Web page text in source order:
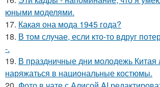
юными моделями.
17. Какая она мода 1945 года?
18. В том случае, если кто-то вдруг
-.
19. В праздничные дни молодежь Китая
наряжаться в национальные костюмы.